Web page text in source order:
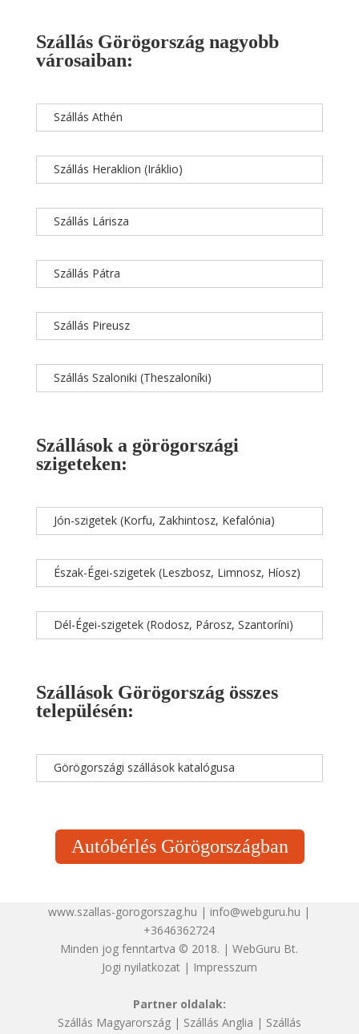
Szállás Görögország nagyobb
városaiban:
Szállás Athén
Szállás Heraklion (Iráklio)
Szállás Lárisza
Szállás Pátra
Szállás Pireusz
Szállás Szaloniki (Theszaloníki)
Szállások a görögországi
szigeteken:
Jón-szigetek (Korfu, Zakhintosz, Kefalónia)
Észak-Égei-szigetek (Leszbosz, Limnosz, Híosz)
Dél-Égei-szigetek (Rodosz, Párosz, Szantoríni)
Szállások Görögország összes
településén:
Görögországi szállások katalógusa
Autóbérlés Görögországban
www.szallas-gorogorszag.hu | info@webguru.hu |
+3646362724
Minden jog fenntartva © 2018. | WebGuru Bt.
Jogi nyilatkozat| Impresszum
Partner oldalak:
Szállás Magyarország| Szállás Anglia | Szállás